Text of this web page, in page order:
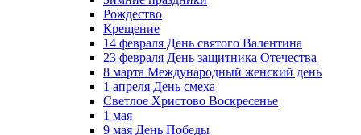
Рождество
Крещение
14 февраля День святого Валентина
23 февраля День защитника Отечества
8 марта Международный женский день
1 апреля День смеха
Светлое Христово Воскресенье
1 мая
9 мая День Победы